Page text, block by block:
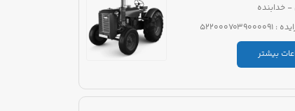
- خدابنده
بیشتر